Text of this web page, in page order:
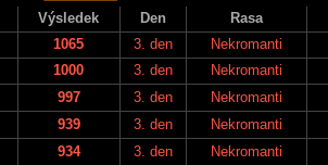
Výsledek Den Rasa
1065 3. den Nekromanti
1000 3. den Nekromanti
997 3. den Nekromanti
939 3. den Nekromanti
934 3. den Nekromanti